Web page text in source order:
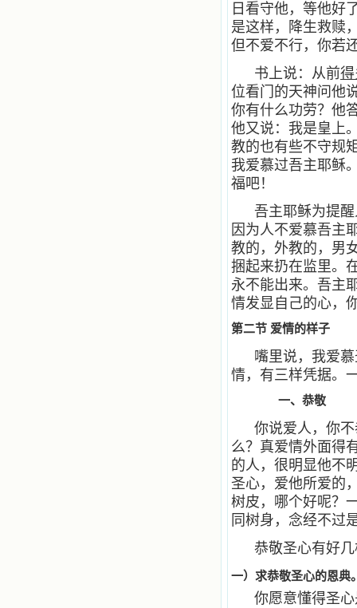
日看守他，等他好
是这样，降生救赎
但不爱不行，你若
书上说：从前
位看门的天神问他
你有什么功劳？他
他又说：我是皇上
教的也有些不守规
我爱慕过吾主耶稣
福吧！
吾主耶稣为提
因为人不爱慕吾主
教的，外教的，男
捆起来扔在监里。
永不能出来。吾主
情发显自己的心，
第二节 爱情的样子
嘴里说，我爱
情，有三样凭据。
一、恭敬
你说爱人，你
么？真爱情外面得
的人，很明显他不
圣心，爱他所爱的
树皮，哪个好呢？
同树身，念经不过
恭敬圣心有好
一）求恭敬圣心的恩典
你愿意懂得圣